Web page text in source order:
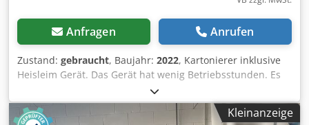
Anfragen Anrufen
Zustand: gebraucht, Baujahr: 2022, Kartonierer inklusive
Heisleim Gerät. Das Gerät hat wenig Betriebsstunden. Es
eignet sich vor allem für Produkte, die seitlich in den
Karton zugeführt werden können. Dsdpfxsvb E Eve Akqokr
Kleinanzeige